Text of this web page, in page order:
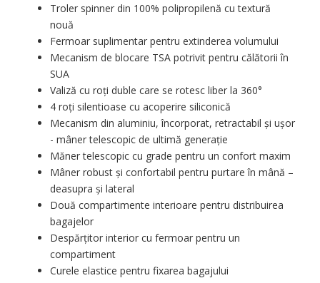
Troler spinner din 100% polipropilenă cu textură
nouă
Fermoar suplimentar pentru extinderea volumului
Mecanism de blocare TSA potrivit pentru călătorii în
SUA
Valiză cu roți duble care se rotesc liber la 360°
4 roți silentioase cu acoperire siliconică
Mecanism din aluminiu, încorporat, retractabil și ușor
- mâner telescopic de ultimă generație
Măner telescopic cu grade pentru un confort maxim
Mâner robust și confortabil pentru purtare în mână –
deasupra și lateral
Două compartimente interioare pentru distribuirea
bagajelor
Despărțitor interior cu fermoar pentru un
compartiment
Curele elastice pentru fixarea bagajului